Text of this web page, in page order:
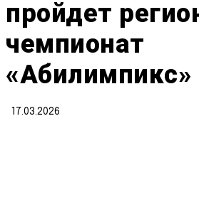
пройдет
чемпионат
«Абилимпикс»
17.03.2026